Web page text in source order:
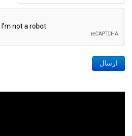
ارسال